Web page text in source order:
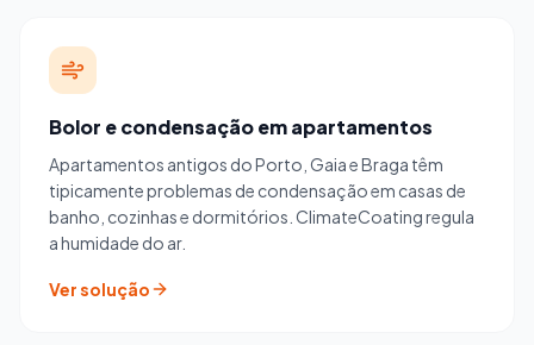
Bolor e condensação em apartamentos
Apartamentos antigos do Porto, Gaia e Braga têm
tipicamente problemas de condensação em casas de
banho, cozinhas e dormitórios. ClimateCoating regula
a humidade do ar.
Ver solução